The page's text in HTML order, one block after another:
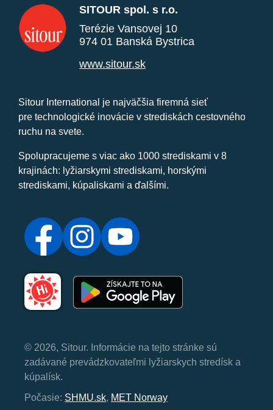
SITOUR spol. s r.o.
Terézie Vansovej 10
974 01 Banská Bystrica
www.sitour.sk
Sitour International je najväčšia firemná sieť
pre technologické inovácie v strediskách cestovného
ruchu na svete.
Spolupracujeme s viac ako 1000 strediskami v 8
krajinách: lyžiarskymi strediskami, horskými
strediskami, kúpaliskami a ďalšími.
© 2026, Sitour. Informácie na tejto stránke sú
zadávané prevádzkovateľmi lyžiarskych stredísk a
kúpalísk.
Počasie: SHMU.sk, MET Norway